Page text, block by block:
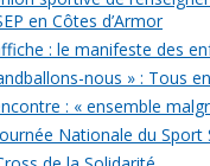
en Côtes d’Armor
: le manifeste des
nous » : Tous
: « ensemble
Nationale du Sport